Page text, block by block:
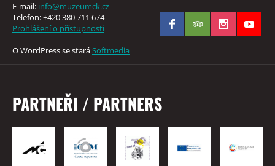
E-mail: info@muzeumck.cz
Telefon: +420 380 711 674
Prohlášení o přístupnosti
O WordPress se staráSoftmedia
PARTNEŘI / PARTNERS